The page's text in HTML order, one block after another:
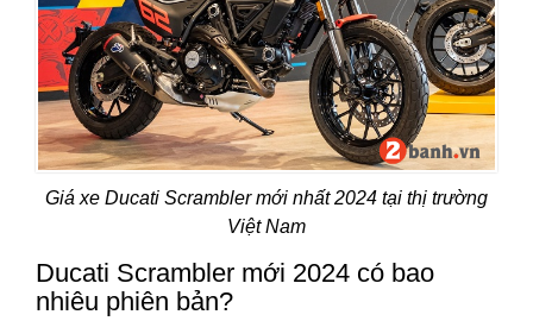
Giá xe Ducati Scrambler mới nhất 2024 tại thị trường
Việt Nam
Ducati Scrambler mới 2024 có bao
nhiêu phiên bản?